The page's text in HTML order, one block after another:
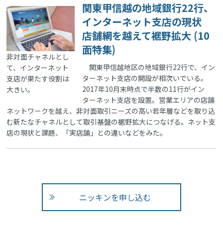
非対面チャネルとし
て、インターネット
支店が果たす役割は
大きい。
関東甲信越の地域銀行22行、
インターネット支店の現状
店舗網を越えて裾野拡大 (10
面特集)
関東甲信越地区の地域銀行22行で、イン
ターネット支店の開設が相次いでいる。
2017年10月末時点で半数の11行がイン
ターネット支店を設置。営業エリアの店舗
ネットワークを越え、非対面取引ニーズの高い若年層などを取り込
む新たなチャネルとして取引基盤の裾野拡大につなげる。ネット支
店の現状と課題、「実店舗」との違いなどをみた。
ニッキンを申し込む